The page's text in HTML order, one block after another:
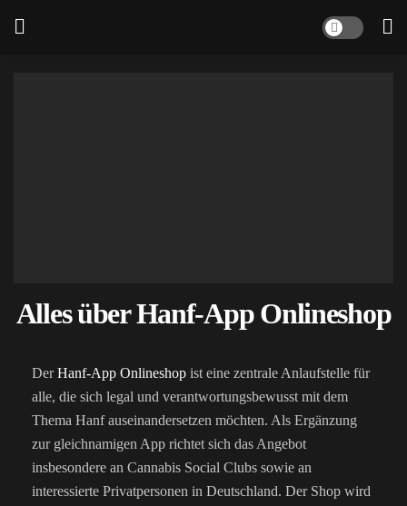
Alles über Hanf-App Onlineshop
DerHanf-App Onlineshop ist eine zentrale Anlaufstelle für
alle, die sich legal und verantwortungsbewusst mit dem
Thema Hanf auseinandersetzen möchten. Als Ergänzung
zur gleichnamigen App richtet sich das Angebot
insbesondere an Cannabis Social Clubs sowie an
interessierte Privatpersonen in Deutschland. Der Shop wird